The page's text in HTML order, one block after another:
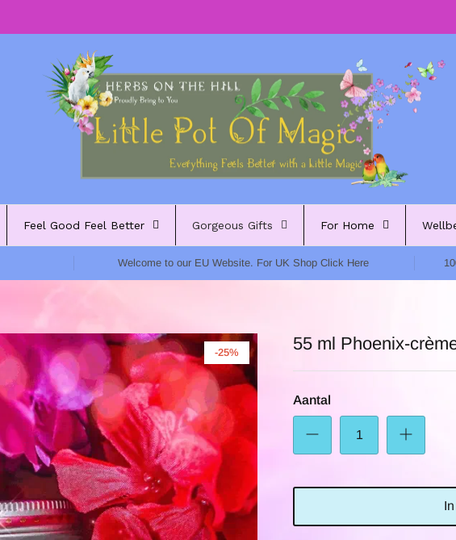
Feel Good Feel Better Gorgeous Gifts For Home
Welcome to our EU Website. For UK Shop Click Here
-25% 55 ml Phoenix-
Aantal